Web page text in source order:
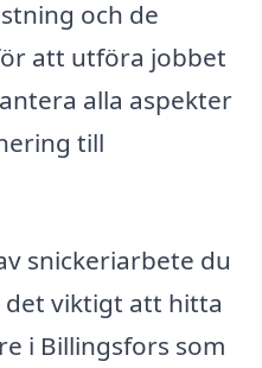
och de
att utföra jobbet
alla aspekter
till
snickeriarbete du
det viktigt att hitta
i Billingsfors som